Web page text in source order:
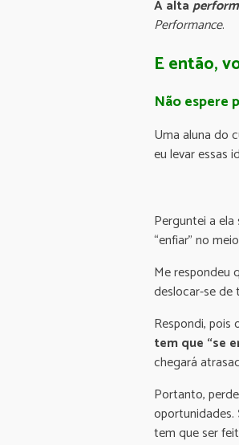
A alta
Performance.
E então,
Não espere
Uma aluna do
eu levar essas
Perguntei a
“enfiar” no
Me respondeu
deslocar-se de
Respondi,
tem que “se
chegará
Portanto,
oportunidades.
tem que ser